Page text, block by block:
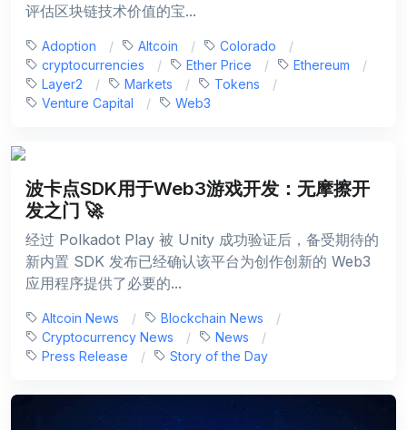
评估区块链技术价值的宝...
Adoption Altcoin
Colorado
cryptocurrencies
Ether Price
Ethereum
Layer2
Markets
Tokens
Venture Capital
Web3
波卡点SDK用于Web3游戏开发：无摩擦开
发之门 🚀
经过 Polkadot Play 被 Unity 成功验证后，备受期待的
新内置 SDK 发布已经确认该平台为创作创新的 Web3
应用程序提供了必要的...
Altcoin News
Blockchain News
Cryptocurrency News
News
Press Release
Story of the Day